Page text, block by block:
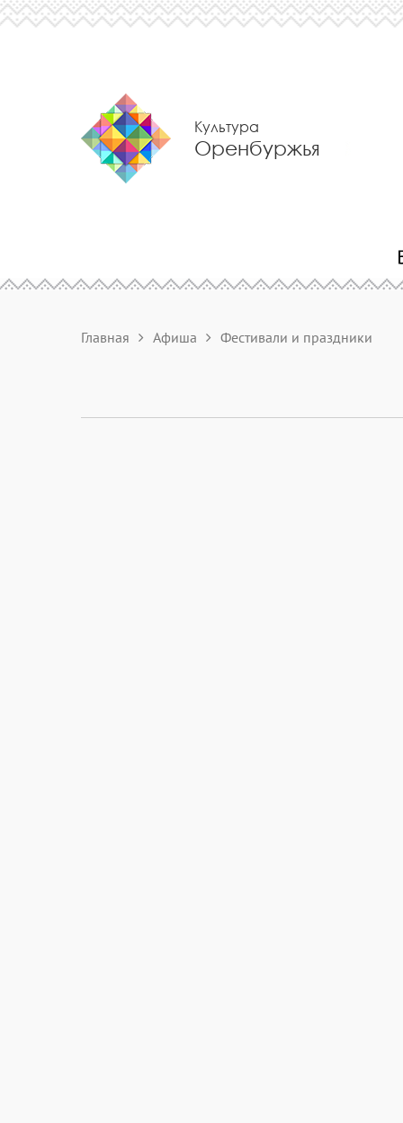
Культура
Оренбуржья
Главная Афиша Фестивали и праздники